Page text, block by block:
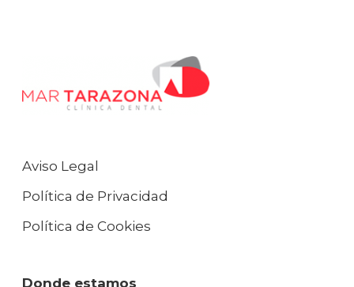
Aviso Legal
Política de Privacidad
Política de Cookies
Donde estamos